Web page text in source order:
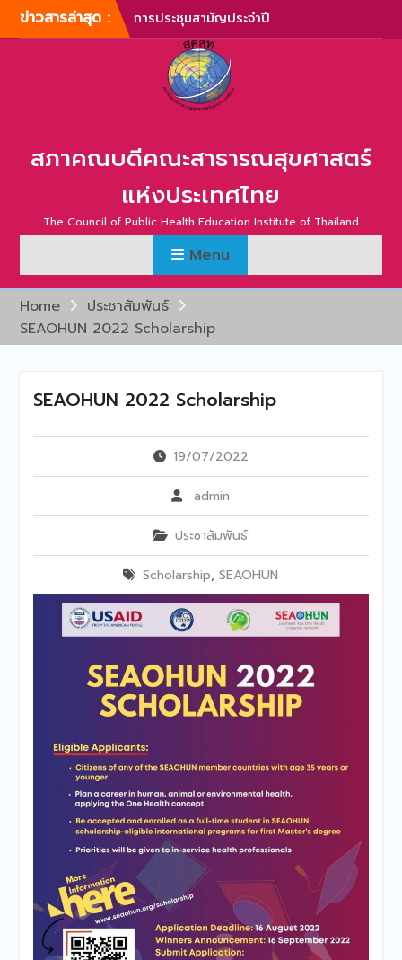
Skip
to
ข่าวสารล่าสุด :
การประชุมสามัญประจำปี
สภาคณบดีคณะสาธารณสุข
ศาสตร์แห่งประเทศไทย ครั้ง
ที่ 1/2567
ภาพบรรยากาศการประชุม
สามัญประจำปี สภาคณบดี
ประเทศไทย ครั้งที่ 1/2566
สภาคณบดีคณะสาธารณสุข
ศาสตร์แห่งประเทศไทย ครั้ง
ที่ 2/2565
การประชุมสามัญ สภา
คณบดีคณะสาธารณสุข
ศาสตร์แห่งประเทศไทย ครั้ง
ที่ 2/2567
การประชุมคณะกรรมการ
ประเทศไทย ครั้งที่ 1/2567
สภาคณบดีคณะสาธารณสุขศาสตร์
แห่งประเทศไทย
The Council of Public Health Education Institute of Thailand
Menu
Home
ประชาสัมพันธ์
SEAOHUN 2022 Scholarship
SEAOHUN 2022 Scholarship
19/07/2022
admin
ประชาสัมพันธ์
Scholarship,SEAOHUN